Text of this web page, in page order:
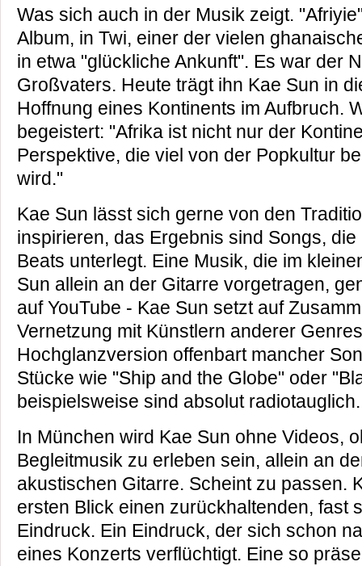
Was sich auch in der Musik zeigt.
Album, in Twi, einer der vielen
in etwa "glückliche Ankunft". Es war der
Großvaters. Heute trägt ihn Kae Sun in
Hoffnung eines Kontinents im Aufbruch.
begeistert: "Afrika ist nicht nur der
Perspektive, die viel von der Popkultur
wird."
Kae Sun lässt sich gerne von den
inspirieren, das Ergebnis sind Songs,
Beats unterlegt. Eine Musik, die im
Sun allein an der Gitarre vorgetragen,
auf YouTube - Kae Sun setzt auf
Vernetzung mit Künstlern anderer
Hochglanzversion offenbart mancher
Stücke wie "Ship and the Globe" oder
beispielsweise sind absolut radiotauglich.
In München wird Kae Sun ohne Videos,
Begleitmusik zu erleben sein, allein an
akustischen Gitarre. Scheint zu passen.
ersten Blick einen zurückhaltenden, fast
Eindruck. Ein Eindruck, der sich schon
eines Konzerts verflüchtigt. Eine so